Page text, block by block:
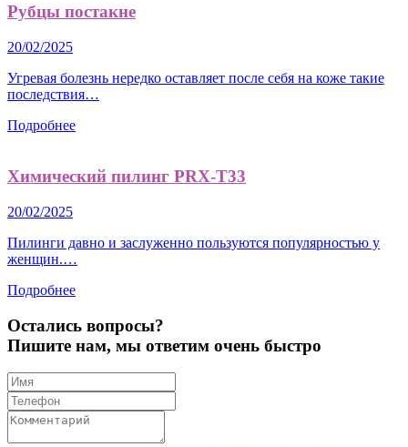
Рубцы постакне
20/02/2025
Угревая болезнь нередко оставляет после себя на коже такие
последствия…
Подробнее
Химический пилинг PRX-T33
20/02/2025
Пилинги давно и заслуженно пользуются популярностью у
женщин.…
Подробнее
Остались вопросы?
Пишите нам, мы ответим очень быстро